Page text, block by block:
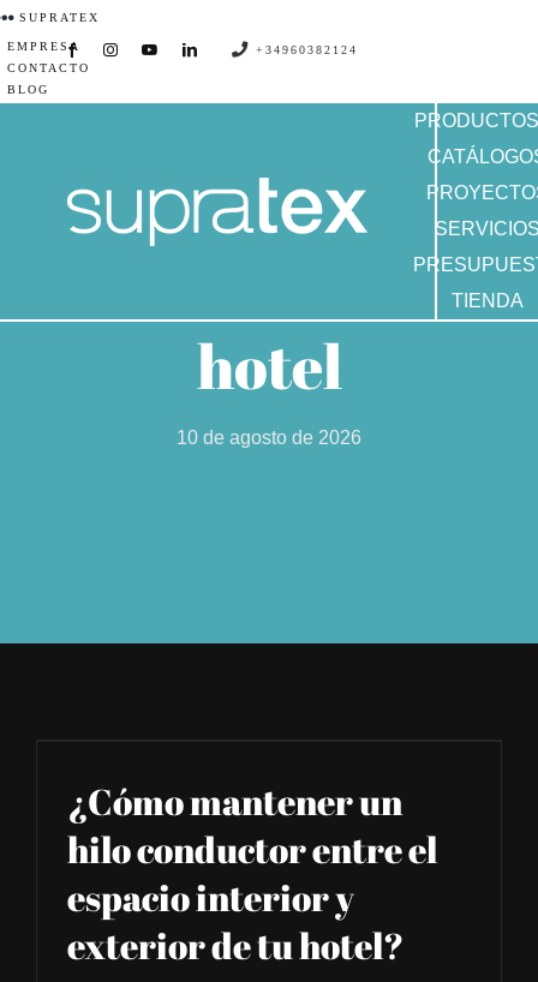
Saltar
al
contenido
SUPRATEX
EMPRESA
CONTACTO
BLOG
+34960382124
PRODUCTOS
TIENDA
hotel
10 de agosto de 2026
¿Cómo mantener un
hilo conductor entre el
espacio interior y
exterior de tu hotel?